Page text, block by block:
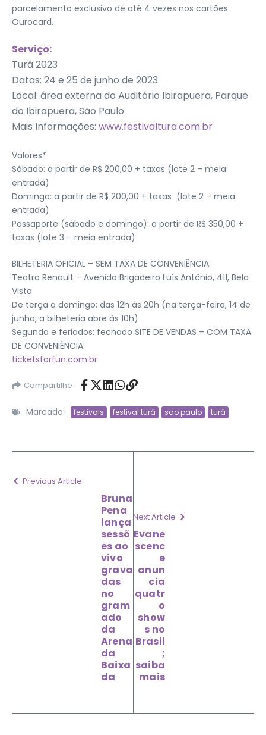
parcelamento exclusivo de até 4 vezes nos cartões
Ourocard.
Serviço:
Turá 2023
Datas: 24 e 25 de junho de 2023
Local: área externa do Auditório Ibirapuera, Parque
do Ibirapuera, São Paulo
Mais Informações: www.festivaltura.com.br
Valores*
Sábado: a partir de R$ 200,00 + taxas (lote 2 – meia
entrada)
Domingo: a partir de R$ 200,00 + taxas (lote 2 – meia
entrada)
Passaporte (sábado e domingo): a partir de R$ 350,00 +
taxas (lote 3 – meia entrada)
BILHETERIA OFICIAL – SEM TAXA DE CONVENIÊNCIA:
Teatro Renault – Avenida Brigadeiro Luís Antônio, 411, Bela
Vista
De terça a domingo: das 12h às 20h (na terça-feira, 14 de
junho, a bilheteria abre às 10h)
Segunda e feriados: fechado SITE DE VENDAS – COM TAXA
DE CONVENIÊNCIA:
ticketsforfun.com.br
Compartilhe
Marcado: festivais festival turá sao paulo turá
Previous Article
Bruna
Pena
lança
sessõ
es ao
vivo
grava
das
no
gram
ado
da
Arena
da
Baixa
da
Next Article
Evane
scenc
e
anun
cia
quatr
o
show
s no
Brasil
;
saiba
mais